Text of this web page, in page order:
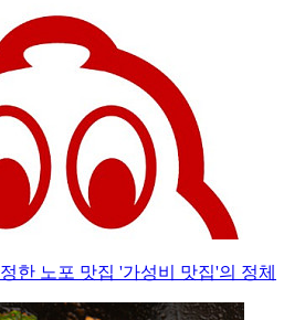
한 노포 맛집 '가성비 맛집'의 정체